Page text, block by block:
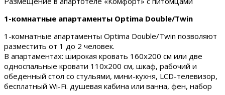
1-комнатные апартаменты Optima Double/Twin
1-комнатные апартаменты Optima Double/Twin позволяют
разместить от 1 до 2 человек.
В апартаментах: широкая кровать 160х200 см или две
односпальные кровати 110х200 см, шкаф, рабочий и
обеденный стол со стульями, мини-кухня, LCD-телевизор,
бесплатный Wi-Fi. душевая кабина или ванна, фен, набор